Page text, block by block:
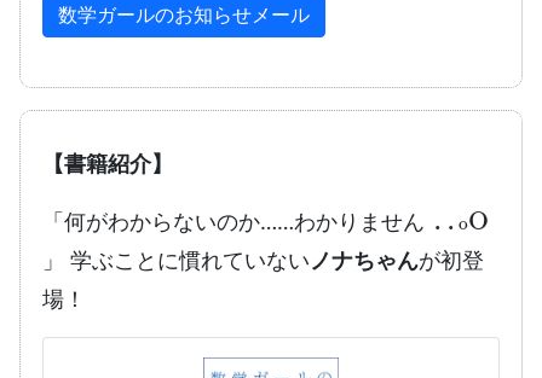
数学ガールのお知らせメール
【書籍紹介】
「何がわからないのか……わかりません
O
」 学ぶことに慣れていないノナちゃんが初登
場！